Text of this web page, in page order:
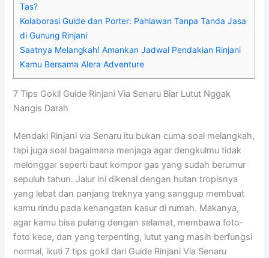
Tas?
Kolaborasi Guide dan Porter: Pahlawan Tanpa Tanda Jasa
di Gunung Rinjani
Saatnya Melangkah! Amankan Jadwal Pendakian Rinjani
Kamu Bersama Alera Adventure
7 Tips Gokil Guide Rinjani Via Senaru Biar Lutut Nggak
Nangis Darah
Mendaki Rinjani via Senaru itu bukan cuma soal melangkah,
tapi juga soal bagaimana menjaga agar dengkulmu tidak
melonggar seperti baut kompor gas yang sudah berumur
sepuluh tahun. Jalur ini dikenal dengan hutan tropisnya
yang lebat dan panjang treknya yang sanggup membuat
kamu rindu pada kehangatan kasur di rumah. Makanya,
agar kamu bisa pulang dengan selamat, membawa foto-
foto kece, dan yang terpenting, lutut yang masih berfungsi
normal, ikuti 7 tips gokil dari Guide Rinjani Via Senaru